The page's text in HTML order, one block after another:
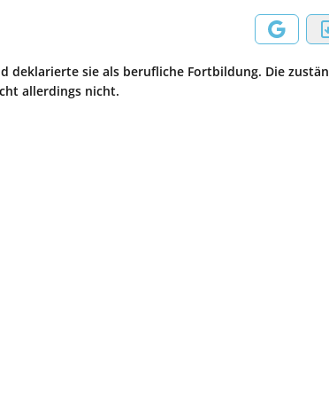
deklarierte sie als berufliche Fortbildung. Die
allerdings nicht.